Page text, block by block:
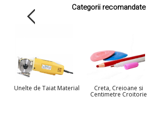
Categorii recomandate
Unelte de Taiat Material Creta, Creioane si
Centimetre Croitorie